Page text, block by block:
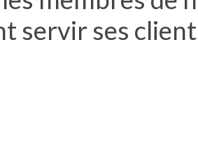
servir ses